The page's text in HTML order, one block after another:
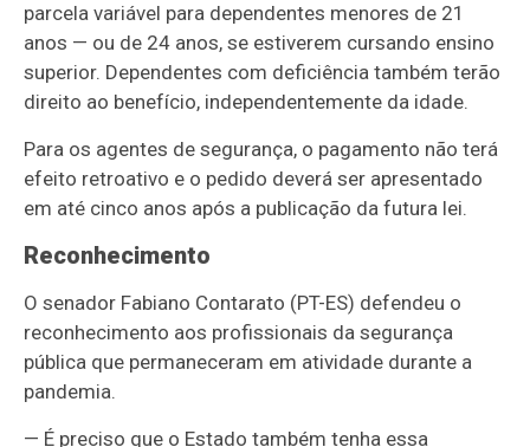
parcela variável para dependentes menores de 21
anos — ou de 24 anos, se estiverem cursando ensino
superior. Dependentes com deficiência também terão
direito ao benefício, independentemente da idade.
Para os agentes de segurança, o pagamento não terá
efeito retroativo e o pedido deverá ser apresentado
em até cinco anos após a publicação da futura lei.
Reconhecimento
O senador Fabiano Contarato (PT-ES) defendeu o
reconhecimento aos profissionais da segurança
pública que permaneceram em atividade durante a
pandemia.
— É preciso que o Estado também tenha essa